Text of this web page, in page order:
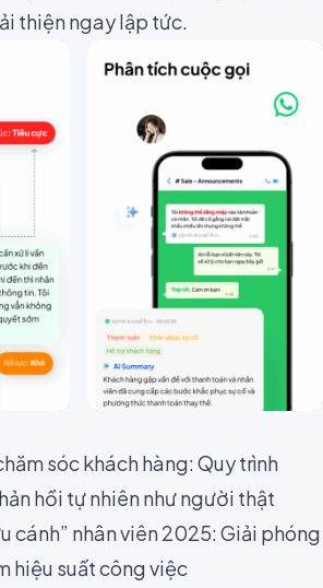
thiện ngay lập tức.
sóc khách hàng: Quy trình
hồi tự nhiên như người thật
cánh” nhân viên 2025: Giải phóng
hiệu suất công việc